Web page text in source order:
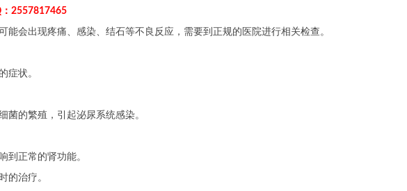
2557817465
会出现疼痛、感染、结石等不良反应，需要到正规的医院进行相关检查。
症状。
菌的繁殖，引起泌尿系统感染。
到正常的肾功能。
的治疗。